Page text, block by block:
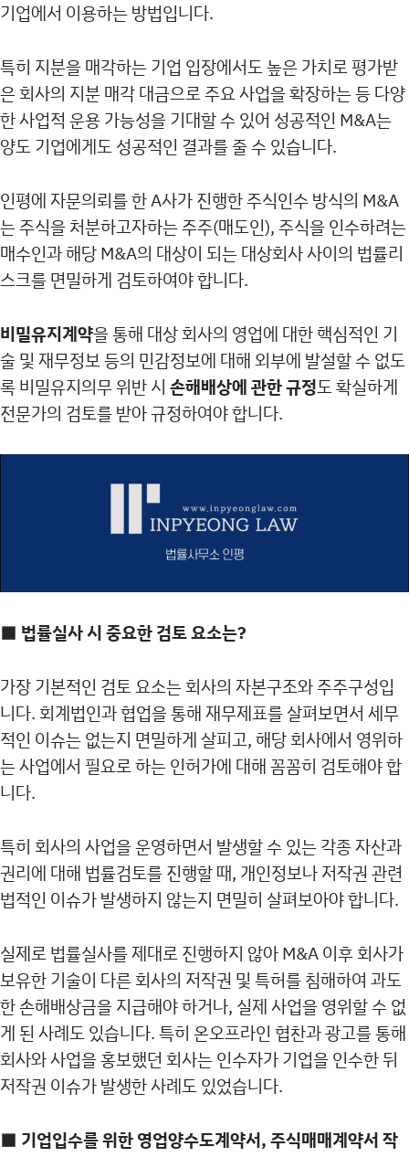
기업에서 이용하는 방법입니다.
특히 지분을 매각하는 기업 입장에서도 높은 가치로 평가받
은 회사의 지분 매각 대금으로 주요 사업을 확장하는 등 다양
한 사업적 운용 가능성을 기대할 수 있어 성공적인 M&A는
양도 기업에게도 성공적인 결과를 줄 수 있습니다.
인평에 자문의뢰를 한 A사가 진행한 주식인수 방식의 M&A
는 주식을 처분하고자하는 주주(매도인), 주식을 인수하려는
매수인과 해당 M&A의 대상이 되는 대상회사 사이의 법률리
스크를 면밀하게 검토하여야 합니다.
비밀유지계약을 통해 대상 회사의 영업에 대한 핵심적인 기
술 및 재무정보 등의 민감정보에 대해 외부에 발설할 수 없도
록 비밀유지의무 위반 시 손해배상에 관한 규정도 확실하게
전문가의 검토를 받아 규정하여야 합니다.
■ 법률실사 시 중요한 검토 요소는?
가장 기본적인 검토 요소는 회사의 자본구조와 주주구성입
니다. 회계법인과 협업을 통해 재무제표를 살펴보면서 세무
적인 이슈는 없는지 면밀하게 살피고, 해당 회사에서 영위하
는 사업에서 필요로 하는 인허가에 대해 꼼꼼히 검토해야 합
니다.
특히 회사의 사업을 운영하면서 발생할 수 있는 각종 자산과
권리에 대해 법률검토를 진행할 때, 개인정보나 저작권 관련
법적인 이슈가 발생하지 않는지 면밀히 살펴보아야 합니다.
실제로 법률실사를 제대로 진행하지 않아 M&A 이후 회사가
보유한 기술이 다른 회사의 저작권 및 특허를 침해하여 과도
한 손해배상금을 지급해야 하거나, 실제 사업을 영위할 수 없
게 된 사례도 있습니다. 특히 온오프라인 협찬과 광고를 통해
회사와 사업을 홍보했던 회사는 인수자가 기업을 인수한 뒤
저작권 이슈가 발생한 사례도 있었습니다.
■ 기업입수를 위한 영업양수도계약서, 주식매매계약서 작